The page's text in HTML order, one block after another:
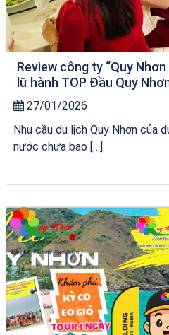
Review công ty “Quy
lữ hành TOP Đầu Quy
27/01/2026
Nhu cầu du lịch Quy Nhơn của
nước chưa bao […]
Tour Lào Cai Quy Nhơn